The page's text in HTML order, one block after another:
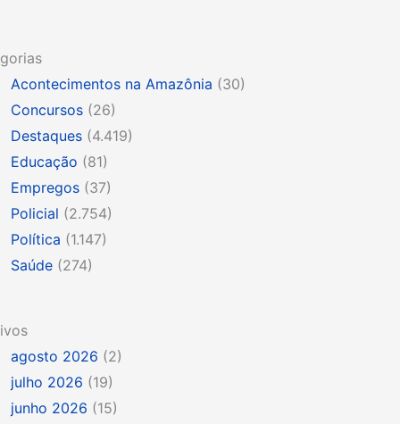
Acontecimentos na Amazônia (30)
Concursos (26)
Destaques (4.419)
Educação (81)
Empregos (37)
Policial (2.754)
Política (1.147)
Saúde (274)
agosto 2026 (2)
julho 2026 (19)
junho 2026 (15)